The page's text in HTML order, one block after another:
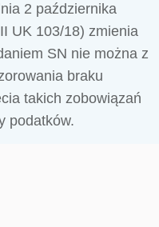
2 października
UK 103/18) zmienia
SN nie można z
braku
takich zobowiązań
podatków.